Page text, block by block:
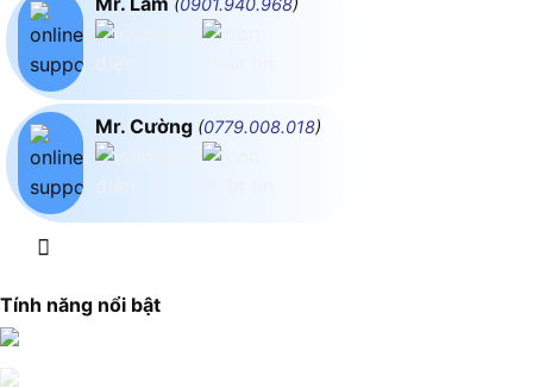
Mr. Cường (0779.008.018)
Tính năng nổi bật